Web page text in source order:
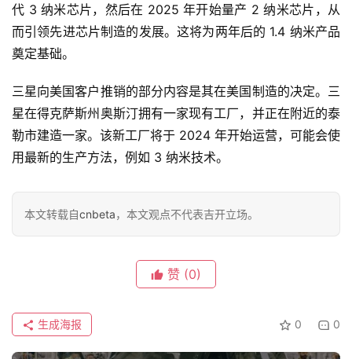
专
吉
开
a
代 3 纳米芯片，然后在 2025 年开始量产 2 纳米芯片，从
而引领先进芯片制造的发展。这将为两年后的 1.4 纳米产品
奠定基础。
三星向美国客户推销的部分内容是其在美国制造的决定。三
星在得克萨斯州奥斯汀拥有一家现有工厂，并正在附近的泰
勒市建造一家。该新工厂将于 2024 年开始运营，可能会使
用最新的生产方法，例如 3 纳米技术。
本文转载自cnbeta，本文观点不代表吉开立场。
赞 (0)
0 0
生成海报